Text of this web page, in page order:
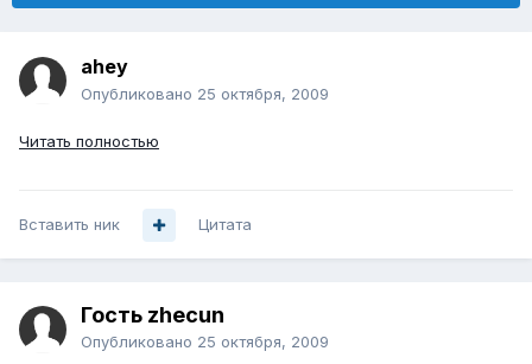
ahey
Опубликовано 25 октября, 2009
Читать полностью
Вставить ник Цитата
Гость zhecun
Опубликовано 25 октября, 2009